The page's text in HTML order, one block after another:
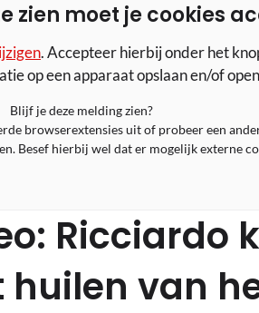
zien moet je cookies
. Accepteer hierbij onder het
op een apparaat opslaan en/of
Blijf je deze melding zien?
browserextensies uit of probeer een
Besef hierbij wel dat er mogelijk externe
Ricciardo
huilen van